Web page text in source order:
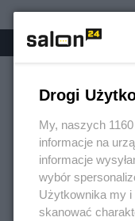
Drogi
My, naszych
informacje na
informacje
wybór
Użytkownika my i
skanować